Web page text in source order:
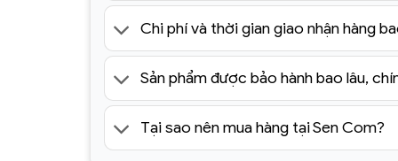
Chi phí và thời gian giao nhận hàng
Sản phẩm được bảo hành bao lâu,
Tại sao nên mua hàng tại Sen Com?